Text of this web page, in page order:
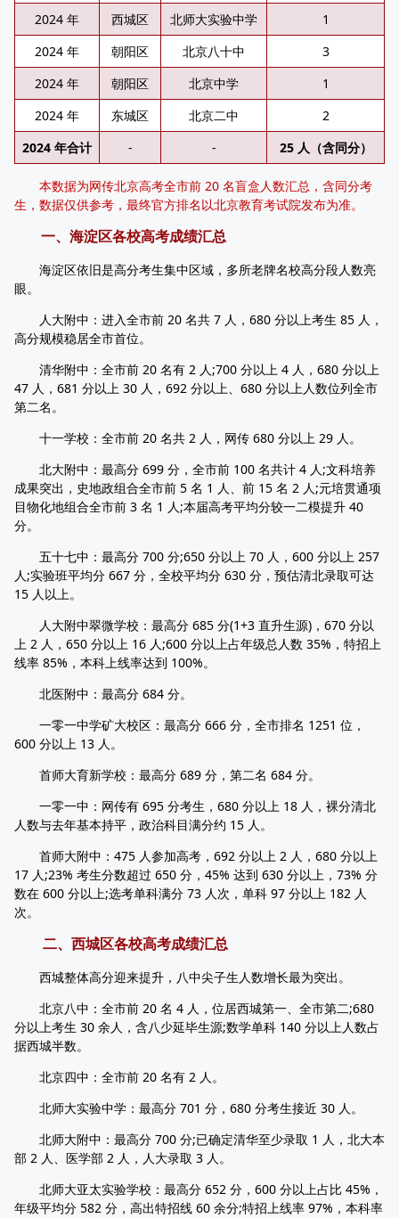
2024 年
西城区 北师大实验中学
1
2024 年
朝阳区 北京八十中
3
2024 年
朝阳区 北京中学
1
2024 年
东城区 北京二中
2
2024 年合计
- - 25 人（含同分）
本数据为网传北京高考全市前 20 名盲盒人数汇总，含同分考
生，数据仅供参考，最终官方排名以北京教育考试院发布为准。
一、海淀区各校高考成绩汇总
海淀区依旧是高分考生集中区域，多所老牌名校高分段人数亮
眼。
人大附中：进入全市前 20 名共 7 人，680 分以上考生 85 人，
高分规模稳居全市首位。
清华附中：全市前 20 名有 2 人;700 分以上 4 人，680 分以上
47 人，681 分以上 30 人，692 分以上、680 分以上人数位列全市
第二名。
十一学校：全市前 20 名共 2 人，网传 680 分以上 29 人。
北大附中：最高分 699 分，全市前 100 名共计 4 人;文科培养
成果突出，史地政组合全市前 5 名 1 人、前 15 名 2 人;元培贯通项
目物化地组合全市前 3 名 1 人;本届高考平均分较一二模提升 40
分。
五十七中：最高分 700 分;650 分以上 70 人，600 分以上 257
人;实验班平均分 667 分，全校平均分 630 分，预估清北录取可达
15 人以上。
人大附中翠微学校：最高分 685 分(1+3 直升生源)，670 分以
上 2 人，650 分以上 16 人;600 分以上占年级总人数 35%，特招上
线率 85%，本科上线率达到 100%。
北医附中：最高分 684 分。
一零一中学矿大校区：最高分 666 分，全市排名 1251 位，
600 分以上 13 人。
首师大育新学校：最高分 689 分，第二名 684 分。
一零一中：网传有 695 分考生，680 分以上 18 人，裸分清北
人数与去年基本持平，政治科目满分约 15 人。
首师大附中：475 人参加高考，692 分以上 2 人，680 分以上
17 人;23% 考生分数超过 650 分，45% 达到 630 分以上，73% 分
数在 600 分以上;选考单科满分 73 人次，单科 97 分以上 182 人
次。
二、西城区各校高考成绩汇总
西城整体高分迎来提升，八中尖子生人数增长最为突出。
北京八中：全市前 20 名 4 人，位居西城第一、全市第二;680
分以上考生 30 余人，含八少延毕生源;数学单科 140 分以上人数占
据西城半数。
北京四中：全市前 20 名有 2 人。
北师大实验中学：最高分 701 分，680 分考生接近 30 人。
北师大附中：最高分 700 分;已确定清华至少录取 1 人，北大本
部 2 人、医学部 2 人，人大录取 3 人。
北师大亚太实验学校：最高分 652 分，600 分以上占比 45%，
年级平均分 582 分，高出特招线 60 余分;特招上线率 97%，本科率